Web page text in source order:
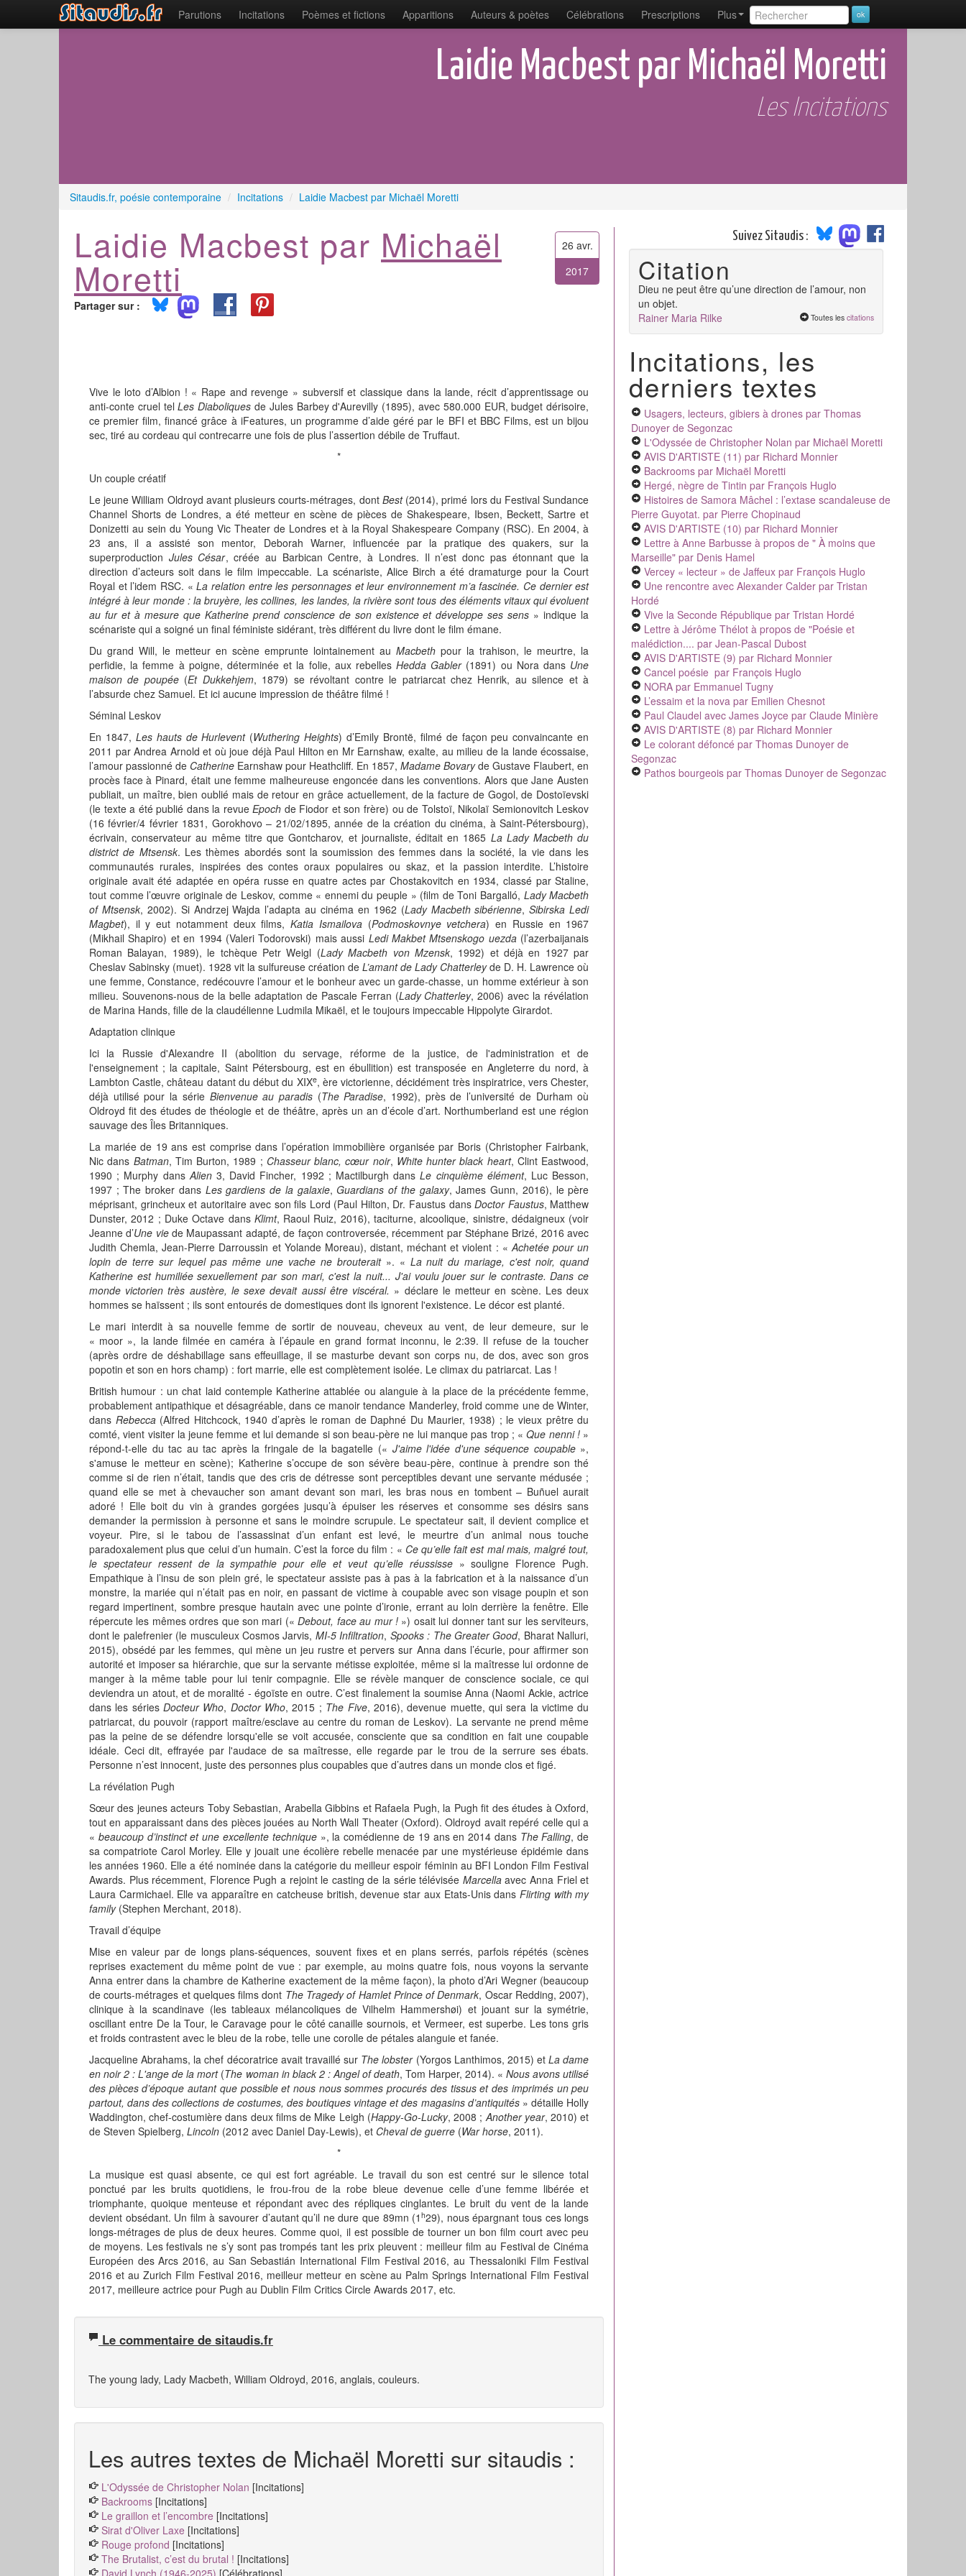
Parutions Incitations Poèmes et fictions Apparitions Auteurs & poètes Célébrations Prescriptions Plus
Laidie Macbest par Michaël Moretti
Les Incitations
Sitaudis.fr, poésie contemporaine / Incitations / Laidie Macbest par Michaël Moretti
26 avr.
2017
Laidie Macbest par Michaël
Moretti
Partager sur :
Vive le loto d’Albion ! « Rape and revenge » subversif et classique dans la lande, récit d’apprentissage ou
anti-conte cruel telLes Diaboliques de Jules Barbey d'Aurevilly (1895), avec 580.000 EUR, budget dérisoire,
ce premier film, financé grâce à iFeatures, un programme d’aide géré par le BFI et BBC Films, est un bijou
sec, tiré au cordeau qui contrecarre une fois de plus l’assertion débile de Truffaut.
*
Un couple créatif
Le jeune William Oldroyd avant plusieurs courts-métrages, dont Best (2014), primé lors du Festival Sundance
Channel Shorts de Londres, a été metteur en scène de pièces de Shakespeare, Ibsen, Beckett, Sartre et
Donizetti au sein du Young Vic Theater de Londres et à la Royal Shakespeare Company (RSC). En 2004, à
23 ans, il a assisté son mentor, Deborah Warner, influencée par la pratique des quakers, sur la
superproduction Jules César, créée au Barbican Centre, à Londres. Il n’est donc pas étonnant que la
direction d’acteurs soit dans le film impeccable. La scénariste, Alice Birch a été dramaturge pour la Court
Royal et l’idem RSC. «La relation entre les personnages et leur environnement m’a fascinée. Ce dernier est
intégré à leur monde : la bruyère, les collines, les landes, la rivière sont tous des éléments vitaux qui évoluent
au fur et à mesure que Katherine prend conscience de son existence et développe ses sens » indique la
scénariste qui a soigné un final féministe sidérant, très différent du livre dont le film émane.
Du grand Will, le metteur en scène emprunte lointainement auMacbeth pour la trahison, le meurtre, la
perfidie, la femme à poigne, déterminée et la folie, aux rebellesHedda Gabler(1891) ou Nora dans Une
maison de poupée(Et Dukkehjem, 1879) se révoltant contre le patriarcat chez Henrik, au silence et à
l’absurde chez Samuel. Et ici aucune impression de théâtre filmé !
Séminal Leskov
En 1847, Les hauts de Hurlevent(Wuthering Heights) d’Emily Brontë, filmé de façon peu convaincante en
2011 par Andrea Arnold et où joue déjà Paul Hilton en Mr Earnshaw, exalte, au milieu de la lande écossaise,
l’amour passionné de Catherine Earnshaw pour Heathcliff. En 1857,Madame Bovaryde Gustave Flaubert, en
procès face à Pinard, était une femme malheureuse engoncée dans les conventions. Alors que Jane Austen
publiait, un maître, bien oublié mais de retour en grâce actuellement, de la facture de Gogol, de Dostoïevski
(le texte a été publié dans la revueEpoch de Fiodor et son frère) ou de Tolstoï, Nikolaï Semionovitch Leskov
(16 février/4 février 1831, Gorokhovo – 21/02/1895, année de la création du cinéma, à Saint-Pétersbourg),
écrivain, conservateur au même titre que Gontcharov, et journaliste, éditait en 1865 La Lady Macbeth du
district de Mtsensk. Les thèmes abordés sont la soumission des femmes dans la société, la vie dans les
communautés rurales, inspirées des contes oraux populaires ou skaz, et la passion interdite. L’histoire
originale avait été adaptée en opéra russe en quatre actes par Chostakovitch en 1934, classé par Staline,
tout comme l’œuvre originale de Leskov, comme « ennemi du peuple » (film de Toni Bargalló, Lady Macbeth
of Mtsensk, 2002). Si Andrzej Wajda l’adapta au cinéma en 1962 (Lady Macbeth sibérienne,Sibirska Ledi
Magbet), il y eut notamment deux films,Katia Ismailova(Podmoskovnye vetchera) en Russie en 1967
(Mikhail Shapiro) et en 1994 (Valeri Todorovski) mais aussi Ledi Makbet Mtsenskogo uezda(l’azerbaijanais
Roman Balayan, 1989), le tchèque Petr Weigl (Lady Macbeth von Mzensk, 1992) et déjà en 1927 par
Cheslav Sabinsky (muet). 1928 vit la sulfureuse création deL’amant de Lady Chatterleyde D. H. Lawrence où
une femme, Constance, redécouvre l’amour et le bonheur avec un garde-chasse, un homme extérieur à son
milieu. Souvenons-nous de la belle adaptation de Pascale Ferran (Lady Chatterley, 2006) avec la révélation
de Marina Hands, fille de la claudélienne Ludmila Mikaël, et le toujours impeccable Hippolyte Girardot.
Adaptation clinique
Ici la Russie d'Alexandre II (abolition du servage, réforme de la justice, de l'administration et de
l'enseignement ; la capitale, Saint Pétersbourg, est en ébullition) est transposée en Angleterre du nord, à
Lambton Castle, château datant du début du XIXe, ère victorienne, décidément très inspiratrice, vers Chester,
déjà utilisé pour la série Bienvenue au paradis (The Paradise, 1992), près de l’université de Durham où
Oldroyd fit des études de théologie et de théâtre, après un an d’école d’art. Northumberland est une région
sauvage des Îles Britanniques.
La mariée de 19 ans est comprise dans l’opération immobilière organisée par Boris (Christopher Fairbank,
Nic dans Batman, Tim Burton, 1989 ; Chasseur blanc, cœur noir, White hunter black heart, Clint Eastwood,
1990 ; Murphy dans Alien3, David Fincher, 1992 ; Mactilburgh dansLe cinquième élément, Luc Besson,
1997 ; The broker dans Les gardiens de la galaxie,Guardians of the galaxy, James Gunn, 2016), le père
méprisant, grincheux et autoritaire avec son fils Lord (Paul Hilton, Dr. Faustus dansDoctor Faustus, Matthew
Dunster, 2012 ; Duke Octave dans Klimt, Raoul Ruiz, 2016), taciturne, alcoolique, sinistre, dédaigneux (voir
Jeanne d’Une viede Maupassant adapté, de façon controversée, récemment par Stéphane Brizé, 2016 avec
Judith Chemla, Jean-Pierre Darroussin et Yolande Moreau), distant, méchant et violent : « Achetée pour un
lopin de terre sur lequel pas même une vache ne brouterait». « La nuit du mariage, c'est noir, quand
Katherine est humiliée sexuellement par son mari, c'est la nuit... J'ai voulu jouer sur le contraste. Dans ce
monde victorien très austère, le sexe devait aussi être viscéral. » déclare le metteur en scène. Les deux
hommes se haïssent ; ils sont entourés de domestiques dont ils ignorent l'existence. Le décor est planté.
Le mari interdit à sa nouvelle femme de sortir de nouveau, cheveux au vent, de leur demeure, sur le
« moor », la lande filmée en caméra à l’épaule en grand format inconnu, le 2:39. Il refuse de la toucher
(après ordre de déshabillage sans effeuillage, il se masturbe devant son corps nu, de dos, avec son gros
popotin et son en hors champ) : fort marrie, elle est complètement isolée. Le climax du patriarcat. Las !
British humour : un chat laid contemple Katherine attablée ou alanguie à la place de la précédente femme,
probablement antipathique et désagréable, dans ce manoir tendance Manderley, froid comme une de Winter,
dans Rebecca(Alfred Hitchcock, 1940 d’après le roman de Daphné Du Maurier, 1938) ; le vieux prêtre du
comté, vient visiter la jeune femme et lui demande si son beau-père ne lui manque pas trop ; «Que nenni !»
répond-t-elle du tac au tac après la fringale de la bagatelle (« J'aime l'idée d'une séquence coupable»,
s'amuse le metteur en scène); Katherine s’occupe de son sévère beau-père, continue à prendre son thé
comme si de rien n’était, tandis que des cris de détresse sont perceptibles devant une servante médusée ;
quand elle se met à chevaucher son amant devant son mari, les bras nous en tombent – Buñuel aurait
adoré ! Elle boit du vin à grandes gorgées jusqu’à épuiser les réserves et consomme ses désirs sans
demander la permission à personne et sans le moindre scrupule. Le spectateur sait, il devient complice et
voyeur. Pire, si le tabou de l’assassinat d’un enfant est levé, le meurtre d’un animal nous touche
paradoxalement plus que celui d’un humain. C’est la force du film : « Ce qu’elle fait est mal mais, malgré tout,
le spectateur ressent de la sympathie pour elle et veut qu’elle réussisse» souligne Florence Pugh.
Empathique à l’insu de son plein gré, le spectateur assiste pas à pas à la fabrication et à la naissance d’un
monstre, la mariée qui n’était pas en noir, en passant de victime à coupable avec son visage poupin et son
regard impertinent, sombre presque hautain avec une pointe d’ironie, errant au loin derrière la fenêtre. Elle
répercute les mêmes ordres que son mari («Debout, face au mur !») osait lui donner tant sur les serviteurs,
dont le palefrenier (le musculeux Cosmos Jarvis, MI-5 Infiltration, Spooks : The Greater Good, Bharat Nalluri,
2015), obsédé par les femmes, qui mène un jeu rustre et pervers sur Anna dans l’écurie, pour affirmer son
autorité et imposer sa hiérarchie, que sur la servante métisse exploitée, même si la maîtresse lui ordonne de
manger à la même table pour lui tenir compagnie. Elle se révèle manquer de conscience sociale, ce qui
deviendra un atout, et de moralité - égoïste en outre. C’est finalement la soumise Anna (Naomi Ackie, actrice
dans les sériesDocteur Who, Doctor Who, 2015 ; The Five, 2016), devenue muette, qui sera la victime du
patriarcat, du pouvoir (rapport maître/esclave au centre du roman de Leskov). La servante ne prend même
pas la peine de se défendre lorsqu'elle se voit accusée, consciente que sa condition en fait une coupable
idéale. Ceci dit, effrayée par l'audace de sa maîtresse, elle regarde par le trou de la serrure ses ébats.
Personne n’est innocent, juste des personnes plus coupables que d’autres dans un monde clos et figé.
La révélation Pugh
Sœur des jeunes acteurs Toby Sebastian, Arabella Gibbins et Rafaela Pugh, la Pugh fit des études à Oxford,
tout en apparaissant dans des pièces jouées au North Wall Theater (Oxford). Oldroyd avait repéré celle qui a
« beaucoup d’instinct et une excellente technique», la comédienne de 19 ans en 2014 dans The Falling, de
sa compatriote Carol Morley. Elle y jouait une écolière rebelle menacée par une mystérieuse épidémie dans
les années 1960. Elle a été nominée dans la catégorie du meilleur espoir féminin au BFI London Film Festival
Awards. Plus récemment, Florence Pugh a rejoint le casting de la série télévisée Marcellaavec Anna Friel et
Laura Carmichael. Elle va apparaître en catcheuse british, devenue star aux Etats-Unis dans Flirting with my
family(Stephen Merchant, 2018).
Travail d’équipe
Mise en valeur par de longs plans-séquences, souvent fixes et en plans serrés, parfois répétés (scènes
reprises exactement du même point de vue : par exemple, au moins quatre fois, nous voyons la servante
Anna entrer dans la chambre de Katherine exactement de la même façon), la photo d’Ari Wegner (beaucoup
de courts-métrages et quelques films dont The Tragedy of Hamlet Prince of Denmark, Oscar Redding, 2007),
clinique à la scandinave (les tableaux mélancoliques de Vilhelm Hammershøi) et jouant sur la symétrie,
oscillant entre De la Tour, le Caravage pour le côté canaille sournois, et Vermeer, est superbe. Les tons gris
et froids contrastent avec le bleu de la robe, telle une corolle de pétales alanguie et fanée.
Jacqueline Abrahams, la chef décoratrice avait travaillé sur The lobster(Yorgos Lanthimos, 2015) etLa dame
en noir 2 : L'ange de la mort(The woman in black 2 : Angel of death, Tom Harper, 2014). «Nous avons utilisé
des pièces d’époque autant que possible et nous nous sommes procurés des tissus et des imprimés un peu
partout, dans des collections de costumes, des boutiques vintage et des magasins d’antiquités » détaille Holly
Waddington, chef-costumière dans deux films de Mike Leigh (Happy-Go-Lucky, 2008 ; Another year, 2010) et
de Steven Spielberg, Lincoln (2012 avec Daniel Day-Lewis), et Cheval de guerre (War horse, 2011).
*
La musique est quasi absente, ce qui est fort agréable. Le travail du son est centré sur le silence total
ponctué par les bruits quotidiens, le frou-frou de la robe bleue devenue celle d’une femme libérée et
triomphante, quoique menteuse et répondant avec des répliques cinglantes. Le bruit du vent de la lande
devient obsédant. Un film à savourer d’autant qu’il ne dure que 89mn (1h29), nous épargnant tous ces longs
longs-métrages de plus de deux heures. Comme quoi, il est possible de tourner un bon film court avec peu
de moyens. Les festivals ne s’y sont pas trompés tant les prix pleuvent : meilleur film au Festival de Cinéma
Européen des Arcs 2016, au San Sebastián International Film Festival 2016, au Thessaloniki Film Festival
2016 et au Zurich Film Festival 2016, meilleur metteur en scène au Palm Springs International Film Festival
2017, meilleure actrice pour Pugh au Dublin Film Critics Circle Awards 2017, etc.
Le commentaire de sitaudis.fr
The young lady, Lady Macbeth, William Oldroyd, 2016, anglais, couleurs.
Les autres textes de Michaël Moretti sur sitaudis :
L'Odyssée de Christopher Nolan [Incitations]
Backrooms [Incitations]
Le graillon et l’encombre [Incitations]
Sirat d'Oliver Laxe [Incitations]
Rouge profond [Incitations]
The Brutalist, c’est du brutal ! [Incitations]
David Lynch (1946-2025) [Célébrations]
Suivez Sitaudis :
Citation
Dieu ne peut être qu’une direction de l’amour, non
un objet.
Rainer Maria Rilke
Toutes les citations
Incitations, les
derniers textes
Usagers, lecteurs, gibiers à dronespar Thomas
Dunoyer de Segonzac
L'Odyssée de Christopher Nolan par Michaël Moretti
AVIS D'ARTISTE (11) par Richard Monnier
Backroomspar Michaël Moretti
Hergé, nègre de Tintin par François Huglo
Histoires de Samora Mâchel : l’extase scandaleuse de
Pierre Guyotat. par Pierre Chopinaud
AVIS D'ARTISTE (10) par Richard Monnier
Lettre à Anne Barbusse à propos de " À moins que
Marseille"par Denis Hamel
Vercey « lecteur » de Jaffeuxpar François Huglo
Une rencontre avec Alexander Calderpar Tristan
Hordé
Vive la Seconde Républiquepar Tristan Hordé
Lettre à Jérôme Thélot à propos de "Poésie et
malédiction.... par Jean-Pascal Dubost
AVIS D'ARTISTE (9) par Richard Monnier
Cancel poésie par François Huglo
NORApar Emmanuel Tugny
L’essaim et la nova par Emilien Chesnot
Paul Claudel avec James Joycepar Claude Minière
AVIS D'ARTISTE (8) par Richard Monnier
Le colorant défoncépar Thomas Dunoyer de
Segonzac
Pathos bourgeoispar Thomas Dunoyer de Segonzac